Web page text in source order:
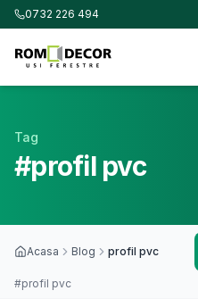
0732 226 494
Tag
#profil pvc
Acasa Blog profil pvc
#profil pvc